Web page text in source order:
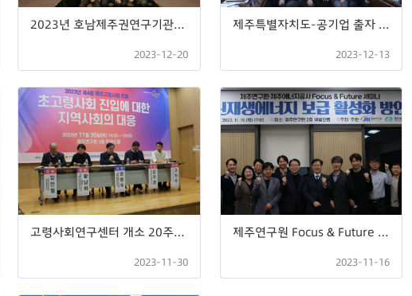
2023년 호남제주권연구기관협의회 제2차 정기총회
2023-12-20
제주특별자치도-공기업 출자 · 출연기관장 간 정책 토론회
2023-12-13
고령사회연구센터 개소 20주년 기념 제4회 제주고령사회포럼
2023-11-30
제주연구원 Focus & Future 세미나(21차)
2023-11-16